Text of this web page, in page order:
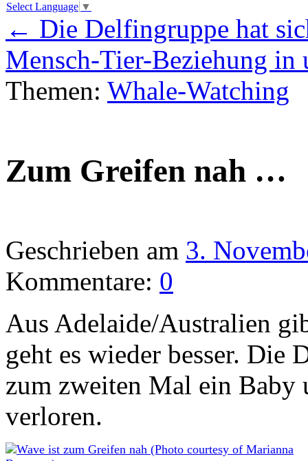
Select Language ▼
← Die Delfingruppe hat
Mensch-Tier-Beziehung in
Themen: Whale-Watching
Zum Greifen nah …
Geschrieben am 3.
Kommentare: 0
Aus Adelaide/Australien
geht es wieder besser. Die
zum zweiten Mal ein Baby
verloren.